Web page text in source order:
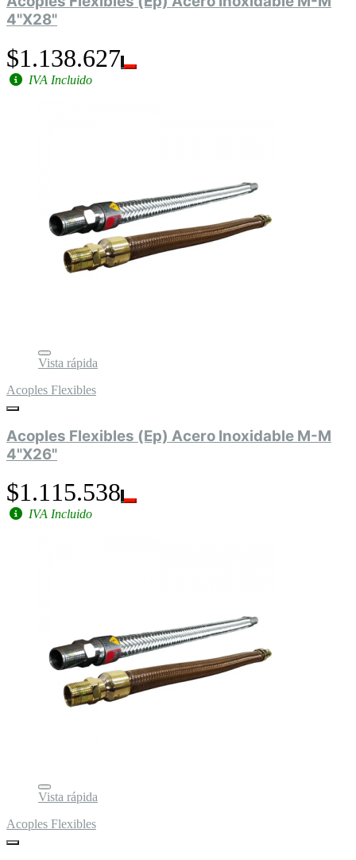
4"X28"
$1.138.627
IVA Incluido
Vista rápida
Acoples Flexibles
Acoples Flexibles (Ep) Acero Inoxidable M-M
4"X26"
$1.115.538
IVA Incluido
Vista rápida
Acoples Flexibles